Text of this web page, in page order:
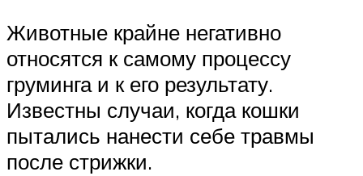
Животные крайне негативно
относятся к самому процессу
груминга и к его результату.
Известны случаи, когда кошки
пытались нанести себе травмы
после стрижки.